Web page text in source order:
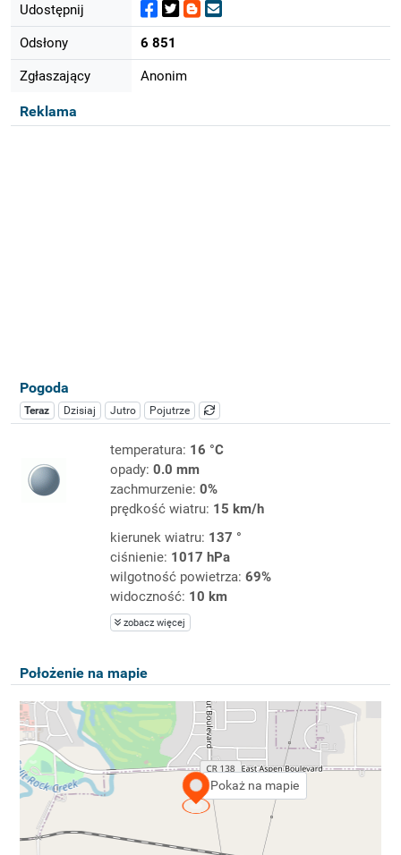
Udostępnij
Odsłony 6 851
Zgłaszający Anonim
Reklama
Pogoda
Teraz Dzisiaj Jutro Pojutrze
temperatura: 16 °C
opady: 0.0 mm
zachmurzenie: 0%
prędkość wiatru: 15 km/h
kierunek wiatru: 137 °
ciśnienie: 1017 hPa
wilgotność powietrza: 69%
widoczność: 10 km
zobacz więcej
Położenie na mapie
Pokaż na mapie